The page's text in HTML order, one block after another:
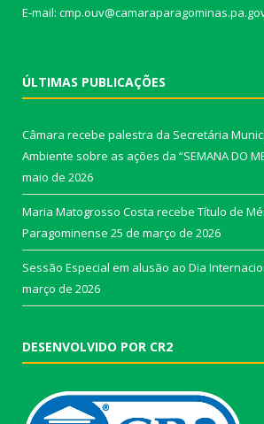
E-mail:
ÚLTIMAS PUBLICAÇÕES
Câmara recebe palestra da Secretária
Ambiente sobre as ações da “SEMANA DO
maio de 2026
Maria Matogrosso Costa recebe Título de
Paragominense 25 de março de 2026
Sessão Especial em alusão ao Dia
março de 2026
DESENVOLVIDO POR CR2